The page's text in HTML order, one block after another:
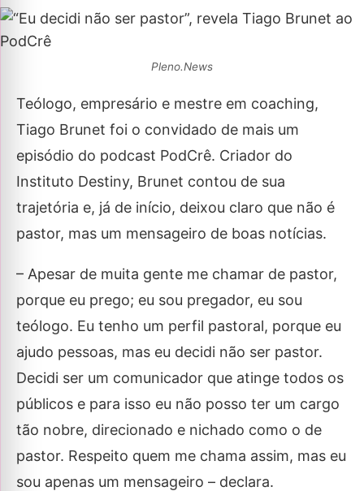
Pleno.News
Teólogo, empresário e mestre em coaching,
Tiago Brunet foi o convidado de mais um
episódio do podcast PodCrê. Criador do
Instituto Destiny, Brunet contou de sua
trajetória e, já de início, deixou claro que não é
pastor, mas um mensageiro de boas notícias.
– Apesar de muita gente me chamar de pastor,
porque eu prego; eu sou pregador, eu sou
teólogo. Eu tenho um perfil pastoral, porque eu
ajudo pessoas, mas eu decidi não ser pastor.
Decidi ser um comunicador que atinge todos os
públicos e para isso eu não posso ter um cargo
tão nobre, direcionado e nichado como o de
pastor. Respeito quem me chama assim, mas eu
sou apenas um mensageiro – declara.